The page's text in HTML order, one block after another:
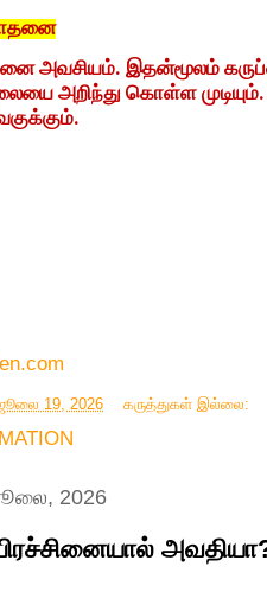
அவசியம். இதன்மூலம்
அறிந்து கொள்ள முடியும்.
19, 2026 கருத்துகள் இல்லை:
2026